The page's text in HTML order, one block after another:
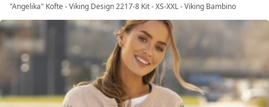
"Angelika" Kofte - Viking Design 2217-8 Kit - XS-XXL - Viking Bambino